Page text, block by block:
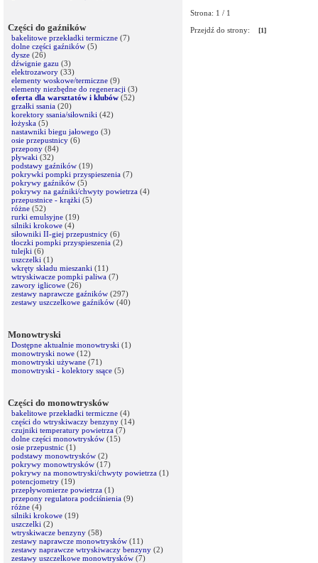
Części do gaźników
bakelitowe przekładki termiczne (7)
dolne części gaźników (5)
dysze (26)
dźwignie gazu (3)
elektrozawory (33)
elementy woskowe/termiczne (9)
elementy niezbędne do regeneracji (3)
oferta dla warsztatów i klubów (52)
grzałki ssania (20)
korektory ssania/siłowniki (42)
łożyska (5)
nastawniki biegu jałowego (3)
osie przepustnicy (6)
przepony (84)
pływaki (32)
podstawy gaźników (19)
pokrywki pompki przyspieszenia (7)
pokrywy gaźników (5)
pokrywy na gaźniki/chwyty powietrza (4)
przepustnice - krążki (5)
różne (52)
rurki emulsyjne (19)
silniki krokowe (4)
siłowniki II-giej przepustnicy (6)
tłoczki pompki przyspieszenia (2)
tulejki (6)
uszczelki (1)
wkręty składu mieszanki (11)
wtryskiwacze pompki paliwa (7)
zawory iglicowe (26)
zestawy naprawcze gaźników (297)
zestawy uszczelkowe gaźników (40)
Monowtryski
Dostępne aktualnie monowtryski (1)
monowtryski nowe (12)
monowtryski używane (71)
monowtryski - kolektory ssące (5)
Części do monowtrysków
bakelitowe przekładki termiczne (4)
części do wtryskiwaczy benzyny (14)
czujniki temperatury powietrza (7)
dolne części monowtrysków (15)
osie przepustnic (1)
podstawy monowtrysków (2)
pokrywy monowtrysków (17)
pokrywy na monowtryski/chwyty powietrza (1)
potencjometry (19)
przepływomierze powietrza (1)
przepony regulatora podciśnienia (9)
różne (4)
silniki krokowe (19)
uszczelki (2)
wtryskiwacze benzyny (58)
zestawy naprawcze monowtrysków (11)
zestawy naprawcze wtryskiwaczy benzyny (2)
zestawy uszczelkowe monowtrysków (7)
Strona: 1 / 1
Przejdź do strony:
[1]